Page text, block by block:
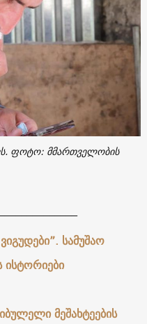
ფოტო: მმართველობის
სამუშაო
ისტორიები
მეშახტეების